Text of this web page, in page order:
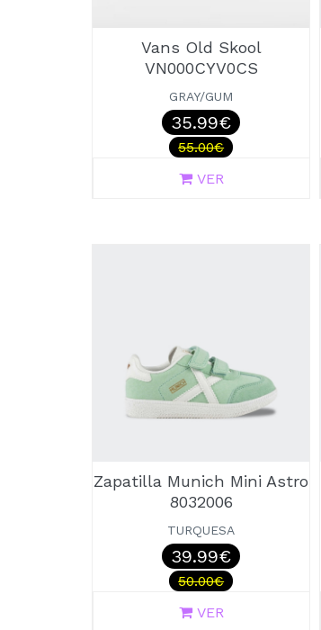
Vans Old Skool
VN000CYV0CS
GRAY/GUM
35.99€
55.00€
VER
Zapatilla Munich Mini Astro
8032006
TURQUESA
39.99€
50.00€
VER